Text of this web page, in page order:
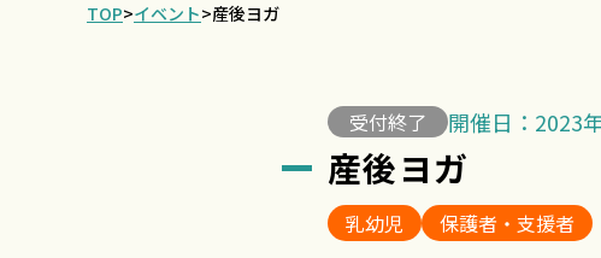
TOP>イベント>産後ヨガ
受付終了 開催日：2023
産後ヨガ
乳幼児 保護者・支援者